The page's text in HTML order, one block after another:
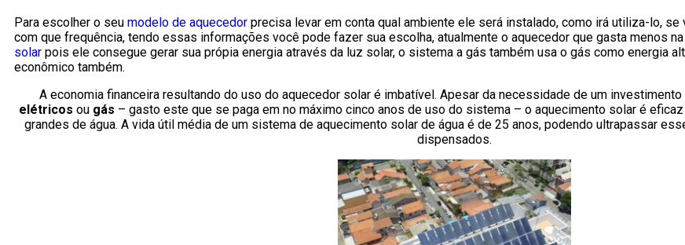
Para escolher o seu modelo de aquecedor precisa levar em conta qual ambiente ele será instalado, como irá utiliza-lo,
com que frequência, tendo essas informações você pode fazer sua escolha, atualmente o aquecedor que gasta menos
solar pois ele consegue gerar sua própia energia através da luz solar, o sistema a gás também usa o gás como energia
econômico também.
A economia financeira resultando do uso do aquecedor solar é imbatível. Apesar da necessidade de um
elétricos ou gás – gasto este que se paga em no máximo cinco anos de uso do sistema – o aquecimento solar é
grandes de água. A vida útil média de um sistema de aquecimento solar de água é de 25 anos, podendo ultrapassar
dispensados.